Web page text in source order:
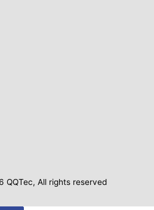
QQTec, All rights reserved